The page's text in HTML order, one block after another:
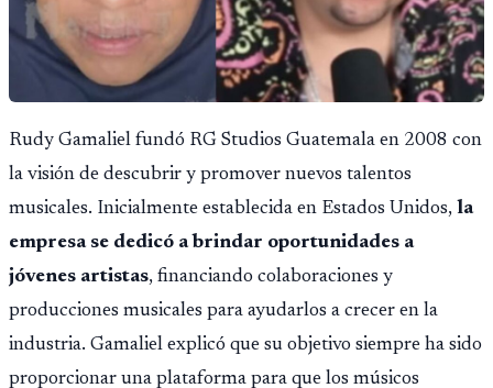
Rudy Gamaliel fundó RG Studios Guatemala en 2008 con
la visión de descubrir y promover nuevos talentos
musicales. Inicialmente establecida en Estados Unidos, la
empresa se dedicó a brindar oportunidades a
jóvenes artistas, financiando colaboraciones y
producciones musicales para ayudarlos a crecer en la
industria. Gamaliel explicó que su objetivo siempre ha sido
proporcionar una plataforma para que los músicos